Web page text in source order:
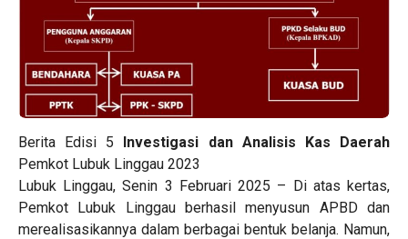
Berita Edisi 5 Investigasi dan Analisis Kas Daerah
Pemkot Lubuk Linggau 2023
Lubuk Linggau, Senin 3 Februari 2025 – Di atas kertas,
Pemkot Lubuk Linggau berhasil menyusun APBD dan
merealisasikannya dalam berbagai bentuk belanja. Namun,